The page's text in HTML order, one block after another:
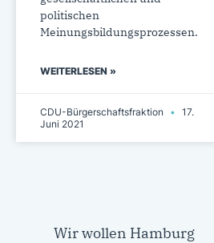
politischen
Meinungsbildungsprozessen.
WEITERLESEN »
CDU-Bürgerschaftsfraktion
17.
Juni 2021
Wir wollen Hamburg